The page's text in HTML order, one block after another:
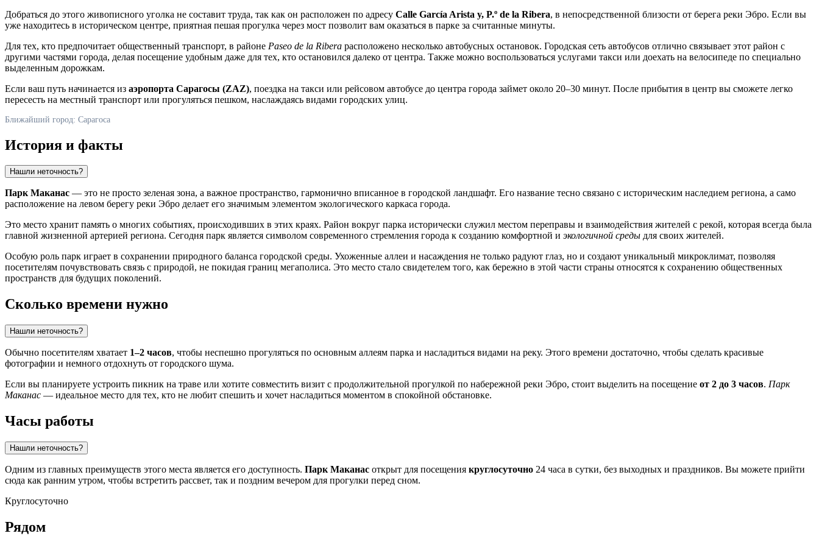
Добраться до этого живописного уголка не составит труда, так как он расположен по адресу Calle García Arista y, P.º de la Ribera, в непосредственной близости от берега реки Эбро. Если вы
уже находитесь в историческом центре, приятная пешая прогулка через мост позволит вам оказаться в парке за считанные минуты.
Для тех, кто предпочитает общественный транспорт, в районе Paseo de la Ribera расположено несколько автобусных остановок. Городская сеть автобусов отлично связывает этот район с
другими частями города, делая посещение удобным даже для тех, кто остановился далеко от центра. Также можно воспользоваться услугами такси или доехать на велосипеде по специально
выделенным дорожкам.
Если ваш путь начинается из аэропорта Сарагосы (ZAZ), поездка на такси или рейсовом автобусе до центра города займет около 20–30 минут. После прибытия в центр вы сможете легко
пересесть на местный транспорт или прогуляться пешком, наслаждаясь видами городских улиц.
Ближайший город: Сарагоса
История и факты
Нашли неточность?
Парк Маканас — это не просто зеленая зона, а важное пространство, гармонично вписанное в городской ландшафт. Его название тесно связано с историческим наследием региона, а само
расположение на левом берегу реки Эбро делает его значимым элементом экологического каркаса города.
Это место хранит память о многих событиях, происходивших в этих краях. Район вокруг парка исторически служил местом переправы и взаимодействия жителей с рекой, которая всегда была
главной жизненной артерией региона. Сегодня парк является символом современного стремления города к созданию комфортной и экологичной среды для своих жителей.
Особую роль парк играет в сохранении природного баланса городской среды. Ухоженные аллеи и насаждения не только радуют глаз, но и создают уникальный микроклимат, позволяя
посетителям почувствовать связь с природой, не покидая границ мегаполиса. Это место стало свидетелем того, как бережно в этой части страны относятся к сохранению общественных
пространств для будущих поколений.
Сколько времени нужно
Нашли неточность?
Обычно посетителям хватает 1–2 часов, чтобы неспешно прогуляться по основным аллеям парка и насладиться видами на реку. Этого времени достаточно, чтобы сделать красивые
фотографии и немного отдохнуть от городского шума.
Если вы планируете устроить пикник на траве или хотите совместить визит с продолжительной прогулкой по набережной реки Эбро, стоит выделить на посещение от 2 до 3 часов. Парк
Маканас — идеальное место для тех, кто не любит спешить и хочет насладиться моментом в спокойной обстановке.
Часы работы
Нашли неточность?
Одним из главных преимуществ этого места является его доступность. Парк Маканас открыт для посещения круглосуточно 24 часа в сутки, без выходных и праздников. Вы можете прийти
сюда как ранним утром, чтобы встретить рассвет, так и поздним вечером для прогулки перед сном.
Круглосуточно
Рядом